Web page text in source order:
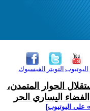
الفيسبوك التويتر اليوتيوب
الحوار المتمدن،
اليساري الحر
على اليوتيوب]